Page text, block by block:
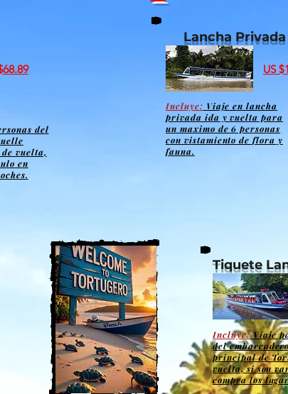
del
vuelta,
en
Lancha Privada
US
Incluye: Viaje en lancha
privada ida y vuelta para
un maximo de 6 personas
con vistamiento de flora y
fauna.
Tiquete
Incluye:Viaje
del
principal de
vuelta, si son
compra los